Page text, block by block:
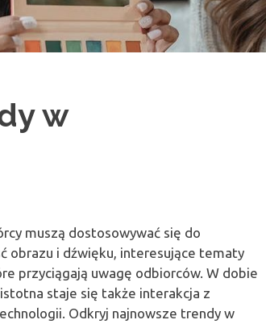
w
muszą dostosowywać się do
obrazu i dźwięku, interesujące tematy
przyciągają uwagę odbiorców. W dobie
staje się także interakcja z
Odkryj najnowsze trendy w